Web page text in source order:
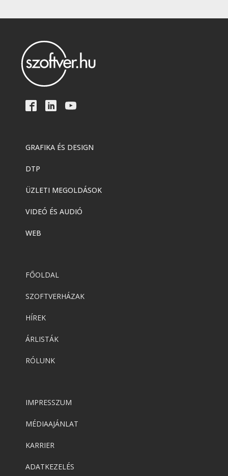
GRAFIKA ÉS DESIGN
DTP
ÜZLETI MEGOLDÁSOK
VIDEÓ ÉS AUDIÓ
WEB
FŐOLDAL
SZOFTVERHÁZAK
HÍREK
ÁRLISTÁK
RÓLUNK
IMPRESSZUM
MÉDIAAJÁNLAT
KARRIER
ADATKEZELÉS